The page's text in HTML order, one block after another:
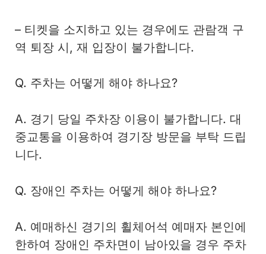
– 티켓을 소지하고 있는 경우에도 관람객 구
역 퇴장 시, 재 입장이 불가합니다.
Q. 주차는 어떻게 해야 하나요?
A. 경기 당일 주차장 이용이 불가합니다. 대
중교통을 이용하여 경기장 방문을 부탁 드립
니다.
Q. 장애인 주차는 어떻게 해야 하나요?
A. 예매하신 경기의 휠체어석 예매자 본인에
한하여 장애인 주차면이 남아있을 경우 주차